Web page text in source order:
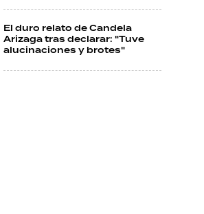
El duro relato de Candela
Arizaga tras declarar: "Tuve
alucinaciones y brotes"